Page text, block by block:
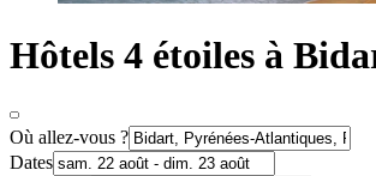
Hôtels 4 étoiles à
Où allez-vous ?
Dates